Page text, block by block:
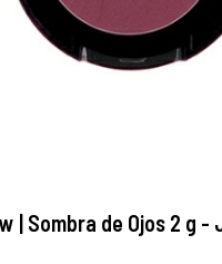
| Sombra de Ojos 2 g -